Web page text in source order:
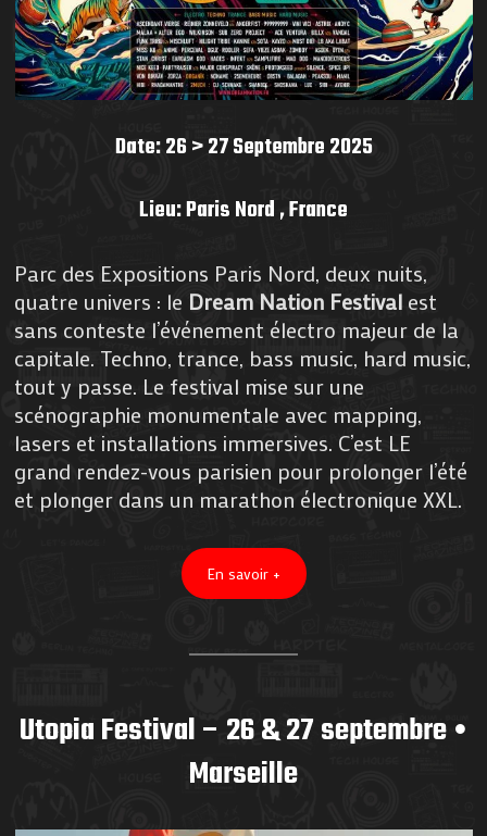
Date: 26 > 27 Septembre 2025
Lieu: Paris Nord , France
Parc des Expositions Paris Nord, deux nuits,
quatre univers : le Dream Nation Festival est
sans conteste l’événement électro majeur de la
capitale. Techno, trance, bass music, hard music,
tout y passe. Le festival mise sur une
scénographie monumentale avec mapping,
lasers et installations immersives. C’est LE
grand rendez-vous parisien pour prolonger l’été
et plonger dans un marathon électronique XXL.
En savoir +
Utopia Festival – 26 & 27 septembre •
Marseille